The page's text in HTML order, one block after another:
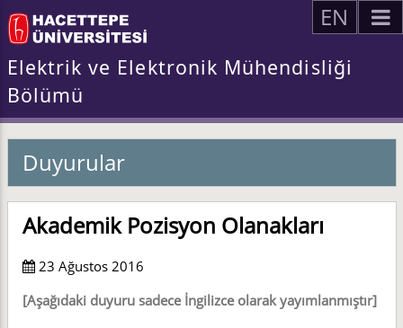
EN
Elektrik ve Elektronik Mühendisliği
Bölümü
Duyurular
Akademik Pozisyon Olanakları
23 Ağustos 2016
[Aşağıdaki duyuru sadece İngilizce olarak yayımlanmıştır]